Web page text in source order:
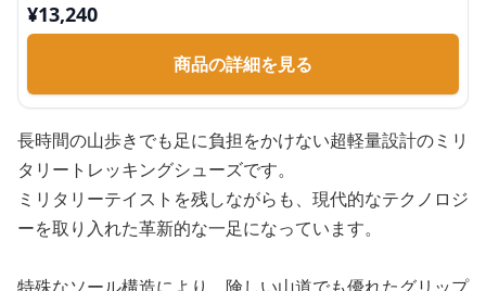
¥13,240
商品の詳細を見る
長時間の山歩きでも足に負担をかけない超軽量設計のミリ
タリートレッキングシューズです。
ミリタリーテイストを残しながらも、現代的なテクノロジ
ーを取り入れた革新的な一足になっています。